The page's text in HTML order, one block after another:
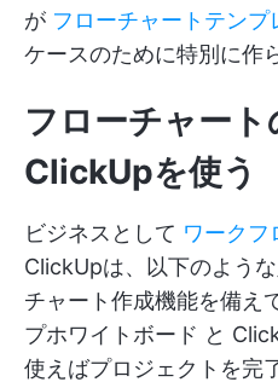
が フローチャートテンプ
ケースのために特別に作
フローチャート
ClickUpを使う
ビジネスとして ワークフ
ClickUpは、以下のよう
チャート作成機能を備え
プホワイトボード と
使えばプロジェクトを完